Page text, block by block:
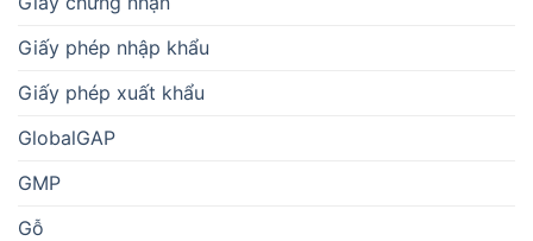
Giấy phép nhập khẩu
Giấy phép xuất khẩu
GlobalGAP
GMP
Gỗ